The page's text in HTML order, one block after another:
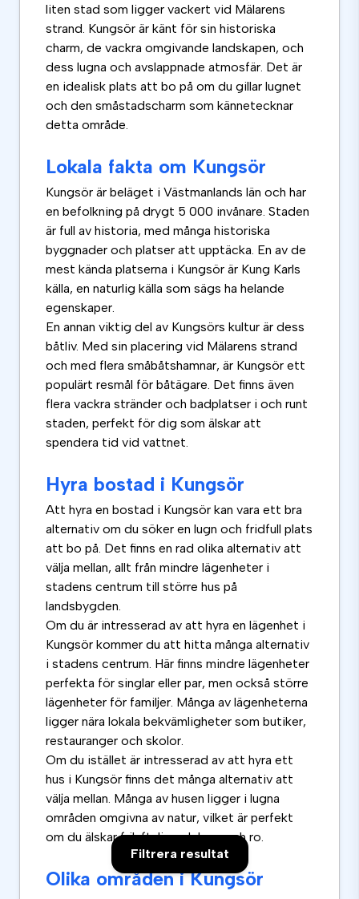
Filtrera resultat
liten stad som ligger vackert vid Mälarens
strand. Kungsör är känt för sin historiska
charm, de vackra omgivande landskapen, och
dess lugna och avslappnade atmosfär. Det är
en idealisk plats att bo på om du gillar lugnet
och den småstadscharm som kännetecknar
detta område.
Lokala fakta om Kungsör
Kungsör är beläget i Västmanlands län och har
en befolkning på drygt 5 000 invånare. Staden
är full av historia, med många historiska
byggnader och platser att upptäcka. En av de
mest kända platserna i Kungsör är Kung Karls
källa, en naturlig källa som sägs ha helande
egenskaper.
En annan viktig del av Kungsörs kultur är dess
båtliv. Med sin placering vid Mälarens strand
och med flera småbåtshamnar, är Kungsör ett
populärt resmål för båtägare. Det finns även
flera vackra stränder och badplatser i och runt
staden, perfekt för dig som älskar att
spendera tid vid vattnet.
Hyra bostad i Kungsör
Att hyra en bostad i Kungsör kan vara ett bra
alternativ om du söker en lugn och fridfull plats
att bo på. Det finns en rad olika alternativ att
välja mellan, allt från mindre lägenheter i
stadens centrum till större hus på
landsbygden.
Om du är intresserad av att hyra en lägenhet i
Kungsör kommer du att hitta många alternativ
i stadens centrum. Här finns mindre lägenheter
perfekta för singlar eller par, men också större
lägenheter för familjer. Många av lägenheterna
ligger nära lokala bekvämligheter som butiker,
restauranger och skolor.
Om du istället är intresserad av att hyra ett
hus i Kungsör finns det många alternativ att
välja mellan. Många av husen ligger i lugna
områden omgivna av natur, vilket är perfekt
om du älskar friluftsliv och lugn och ro.
Olika områden i Kungsör